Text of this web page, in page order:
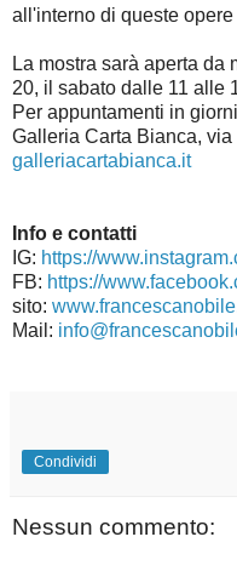
all'interno di queste
La mostra sarà aperta da
20, il sabato dalle 11 alle
Per appuntamenti in
Galleria Carta Bianca,
galleriacartabianca.it
Info e contatti
IG: https://
FB: https://
sito:
Mail:
Condividi
Nessun commento: